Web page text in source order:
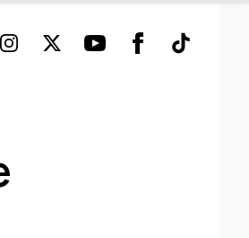
InstagramTwitterYoutubeFacebook
TikTok